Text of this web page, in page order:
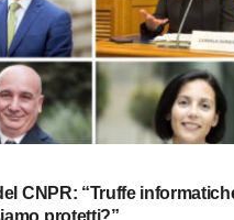
CNPR: “Truffe
protetti?”